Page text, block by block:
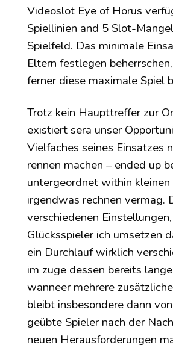
Videoslot Eye of Horus
Spiellinien and 5 Slot-
Spielfeld. Das minimale
Eltern festlegen
ferner diese maximale Spiel
Trotz kein Haupttreffer zur
existiert sera unser
Vielfaches seines Einsatzes
rennen machen – ended up
untergeordnet within kleinen
irgendwas rechnen vermag.
verschiedenen
Glücksspieler ich umsetzen
ein Durchlauf wirklich
im zuge dessen bereits
wanneer mehrere
bleibt insbesondere dann
geübte Spieler nach der
neuen Herausforderungen